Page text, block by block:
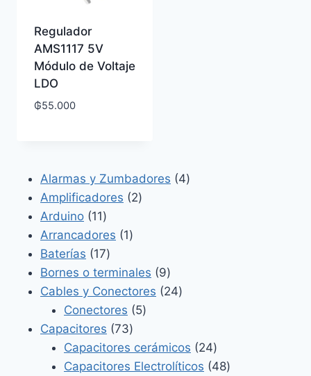
Regulador
AMS1117 5V
Módulo de Voltaje
LDO
₲55.000
Alarmas y Zumbadores 44
Amplificadores 22
Arduino 1111
productos
Arrancadores 11
Baterías 1717
productos
Bornes o terminales 99
productos
Cables y Conectores 2424
Conectores 55
Capacitores 7373
productos
Capacitores cerámicos 2424
productos
Capacitores Electrolíticos 4848